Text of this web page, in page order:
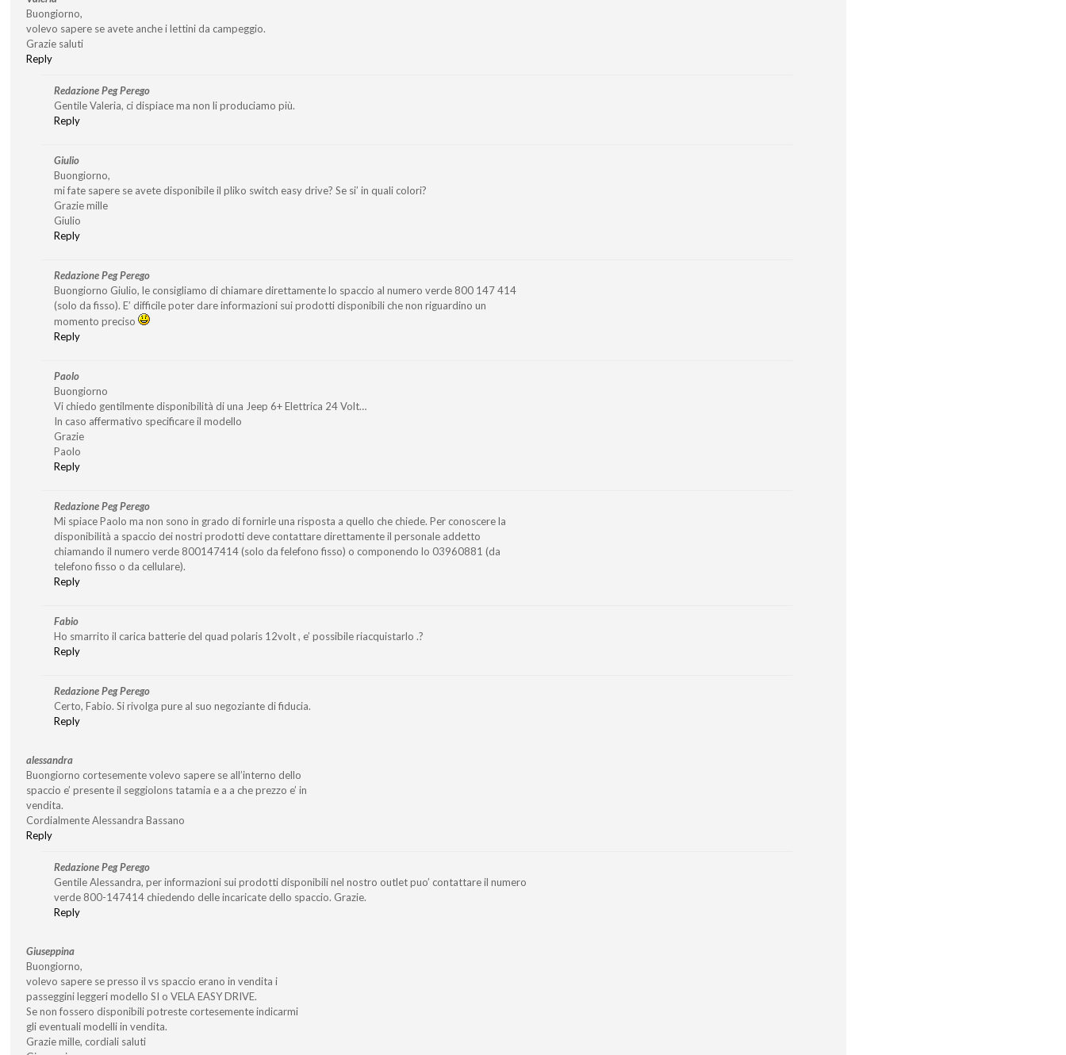
Buongiorno,
volevo sapere se avete anche i lettini da campeggio.
Grazie saluti
Reply
Redazione Peg Perego
Gentile Valeria, ci dispiace ma non li produciamo più.
Reply
Giulio
Buongiorno,
mi fate sapere se avete disponibile il pliko switch easy drive? Se si’ in quali colori?
Grazie mille
Giulio
Reply
Redazione Peg Perego
Buongiorno Giulio, le consigliamo di chiamare direttamente lo spaccio al numero verde 800 147 414
(solo da fisso). E’ difficile poter dare informazioni sui prodotti disponibili che non riguardino un
momento preciso
Reply
Paolo
Buongiorno
Vi chiedo gentilmente disponibilità di una Jeep 6+ Elettrica 24 Volt…
In caso affermativo specificare il modello
Grazie
Paolo
Reply
Redazione Peg Perego
Mi spiace Paolo ma non sono in grado di fornirle una risposta a quello che chiede. Per conoscere la
disponibilità a spaccio dei nostri prodotti deve contattare direttamente il personale addetto
chiamando il numero verde 800147414 (solo da felefono fisso) o componendo lo 03960881 (da
telefono fisso o da cellulare).
Reply
Fabio
Ho smarrito il carica batterie del quad polaris 12volt , e’ possibile riacquistarlo .?
Reply
Redazione Peg Perego
Certo, Fabio. Si rivolga pure al suo negoziante di fiducia.
Reply
alessandra
Buongiorno cortesemente volevo sapere se all’interno dello
spaccio e’ presente il seggiolons tatamia e a a che prezzo e’ in
vendita.
Cordialmente Alessandra Bassano
Reply
Redazione Peg Perego
Gentile Alessandra, per informazioni sui prodotti disponibili nel nostro outlet puo’ contattare il numero
verde 800-147414 chiedendo delle incaricate dello spaccio. Grazie.
Reply
Giuseppina
Buongiorno,
volevo sapere se presso il vs spaccio erano in vendita i
passeggini leggeri modello SI o VELA EASY DRIVE.
Se non fossero disponibili potreste cortesemente indicarmi
gli eventuali modelli in vendita.
Grazie mille, cordiali saluti